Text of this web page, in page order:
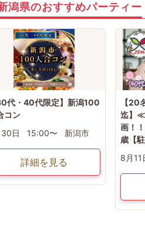
潟県のおすすめパーティー
代・40代限定】新潟100
コン
日
15:00〜 新潟市
詳細を見る
【20
迄】
画！
歳【
8月11